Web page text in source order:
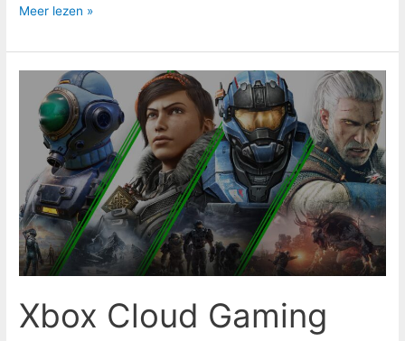
Meer lezen »
Xbox Cloud Gaming
Cloud
Gaming
komt
Xbox
voor
testers